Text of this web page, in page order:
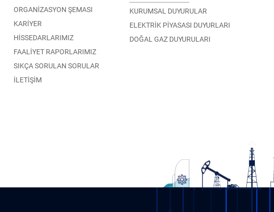
ORGANİZASYON ŞEMASI
KARİYER
HİSSEDARLARIMIZ
FAALİYET RAPORLARIMIZ
SIKÇA SORULAN SORULAR
İLETİŞİM
KURUMSAL DUYURULAR
ELEKTRİK PİYASASI DUYURLARI
DOĞAL GAZ DUYURULARI